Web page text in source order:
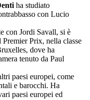
ha studiato
con Lucio
con Jordi Savall, si è
Prix, nella classe
dove ha
tenuto da Paul
paesi europei, come
e barocchi. Ha
paesi europei ed